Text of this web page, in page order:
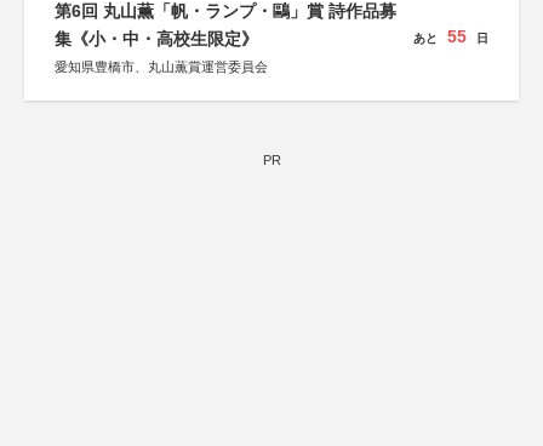
第6回 丸山薫「帆・ランプ・鷗」賞 詩作品募
集《小・中・高校生限定》
愛知県豊橋市、丸山薫賞運営委員会
あと 55 日
PR